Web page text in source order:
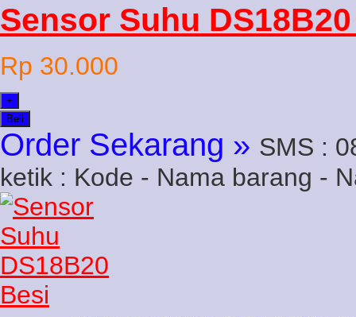
Sensor Suhu
Rp 30.000
+
Beli
Order Sekarang » SMS :
ketik : Kode - Nama barang -